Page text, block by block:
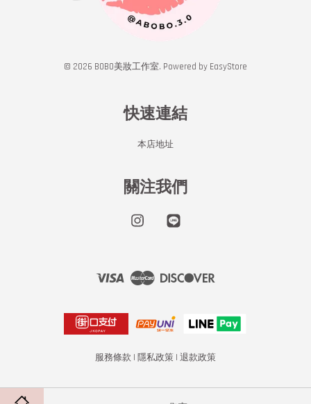
© 2026 BOBO美妝工作室. Powered by EasyStore
快速連結
本店地址
關注我們
Instagram
Visa Master
服務條款 | 隱私政策 | 退款政策